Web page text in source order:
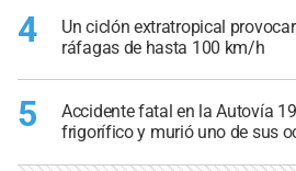
4
Un ciclón extratropical
ráfagas de hasta 100 km/h
5
Accidente fatal en la Autovía
frigorífico y murió uno de sus